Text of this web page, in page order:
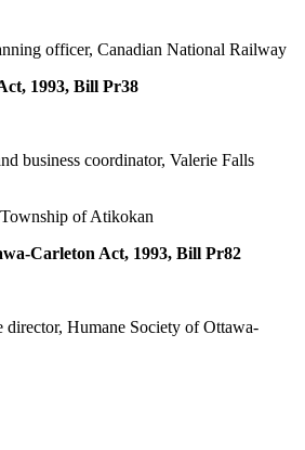
officer, Canadian National Railway
1993, Bill Pr38
business coordinator, Valerie Falls
of Atikokan
Carleton Act, 1993, Bill Pr82
director, Humane Society of Ottawa-